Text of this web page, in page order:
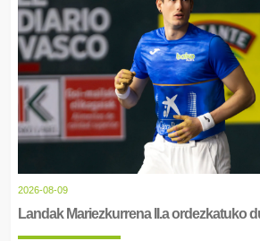
2026-08-09
Landak Mariezkurrena II.a ordezkatuko